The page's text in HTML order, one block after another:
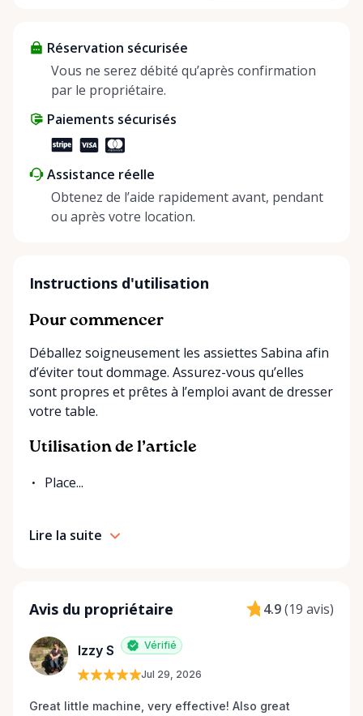
helping people enjoy more for less while making a
positive impact on the environment. By choosing to
share instead of buy, we’re all doing our part to
Réservation sécurisée
Vous ne serez débité qu’après confirmation
par le propriétaire.
Paiements sécurisés
Assistance réelle
Obtenez de l’aide rapidement avant, pendant
ou après votre location.
Instructions d'utilisation
Pour commencer
Déballez soigneusement les assiettes Sabina afin
d’éviter tout dommage. Assurez-vous qu’elles
sont propres et prêtes à l’emploi avant de dresser
votre table.
Utilisation de l’article
Place...
Lire la suite
Avis du propriétaire 4.9(19 avis)
Izzy S Vérifié
Jul 29, 2026
Great little machine, very effective! Also great